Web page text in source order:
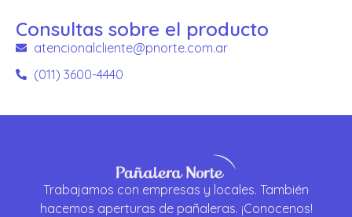
Consultas sobre el producto
atencionalcliente@pnorte.com.ar
(011) 3600-4440
Trabajamos con empresas y locales. También
hacemos aperturas de pañaleras. ¡Conocenos!